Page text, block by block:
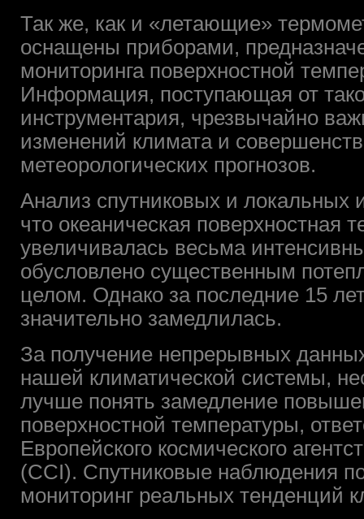
Так же, как и «летающие»
оснащены приборами,
мониторинга поверхностной
Информация, поступающая от
инструментария, чрезвычайно
изменений климата и
метеорологических прогнозов.
Анализ спутниковых и локальных
что океаническая поверхностная
увеличивалась весьма
обусловлено существенным
целом. Однако за последние 15
значительно замедлилась.
За получение непрерывных
нашей климатической системы,
лучше понять замедление
поверхностной температуры,
Европейского космического
(CCI). Спутниковые наблюдения
мониторинг реальных тенденций